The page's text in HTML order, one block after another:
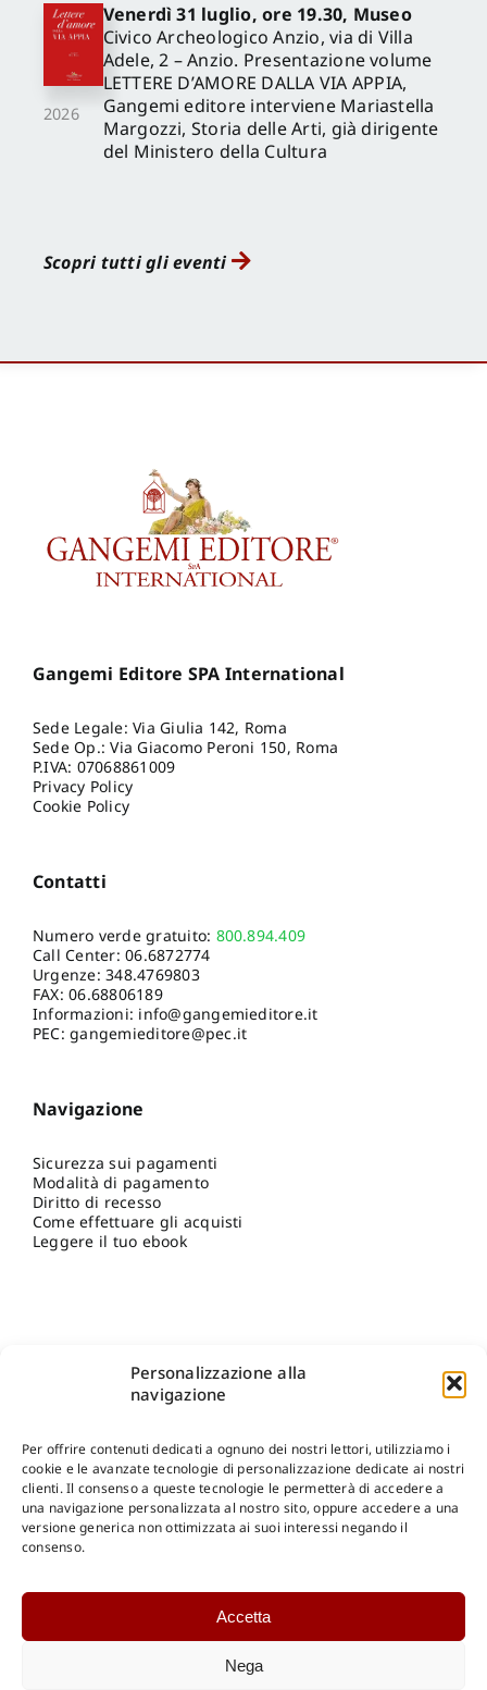
Personalizzazione alla
navigazione
Per offrire contenuti dedicati a ognuno dei nostri lettori, utilizziamo i
cookie e le avanzate tecnologie di personalizzazione dedicate ai nostri
clienti. Il consenso a queste tecnologie le permetterà di accedere a
una navigazione personalizzata al nostro sito, oppure accedere a una
versione generica non ottimizzata ai suoi interessi negando il
consenso.
Accetta
Nega
2026
Venerdì 31 luglio, ore 19.30, Museo
Civico Archeologico Anzio, via di Villa
Adele, 2 – Anzio. Presentazione volume
LETTERE D’AMORE DALLA VIA APPIA,
Gangemi editore interviene Mariastella
Margozzi, Storia delle Arti, già dirigente
del Ministero della Cultura
Scopri tutti gli eventi
Gangemi Editore SPA International
Sede Legale: Via Giulia 142, Roma
Sede Op.: Via Giacomo Peroni 150, Roma
P.IVA: 07068861009
Privacy Policy
Cookie Policy
Contatti
Numero verde gratuito: 800.894.409
Call Center:06.6872774
Urgenze:348.4769803
FAX: 06.68806189
Informazioni: info@gangemieditore.it
PEC: gangemieditore@pec.it
Navigazione
Sicurezza sui pagamenti
Modalità di pagamento
Diritto di recesso
Come effettuare gli acquisti
Leggere il tuo ebook
Shop Gangemi Editore-Pagamenti Sicuri e anche Rateali
Catalogo Online
Catalogo Internazionale